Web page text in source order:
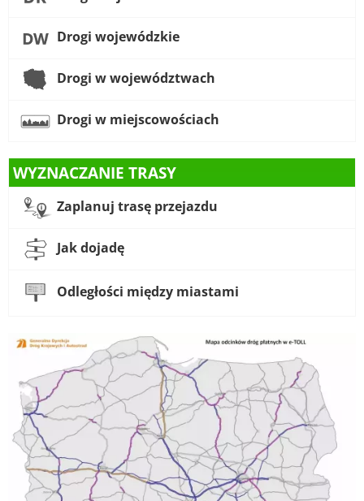
Drogi wojewódzkie
Drogi w województwach
Drogi w miejscowościach
WYZNACZANIE TRASY
Zaplanuj trasę przejazdu
Jak dojadę
Odległości między miastami